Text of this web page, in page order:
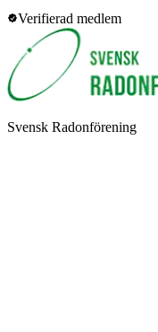
Verifierad medlem
Svensk Radonförening